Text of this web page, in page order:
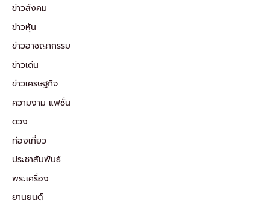
ข่าวสังคม
ข่าวหุ้น
ข่าวอาชญากรรม
ข่าวเด่น
ข่าวเศรษฐกิจ
ความงาม แฟชั่น
ดวง
ท่องเที่ยว
ประชาสัมพันธ์
พระเครื่อง
ยานยนต์